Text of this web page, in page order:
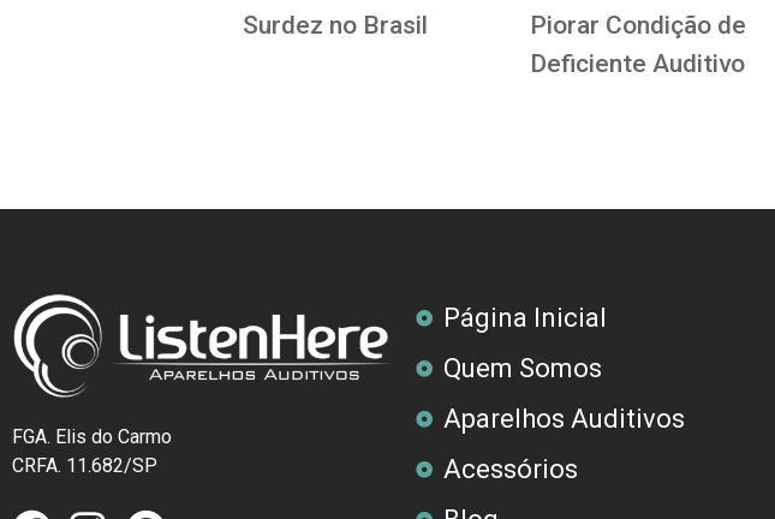
Surdez no Brasil
Piorar Condição de
Deficiente Auditivo
FGA. Elis do Carmo
CRFA. 11.682/SP
Página Inicial
Quem Somos
Aparelhos Auditivos
Acessórios